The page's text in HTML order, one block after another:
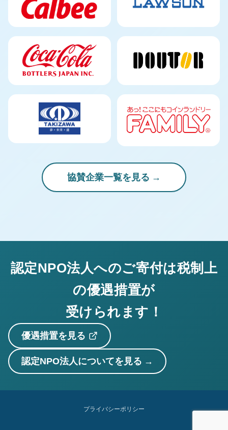
協賛企業一覧を見る
認定NPO法人へのご寄付は税制上
の優遇措置が
受けられます！
優遇措置を見る
認定NPO法人についてを見る
プライバシーポリシー